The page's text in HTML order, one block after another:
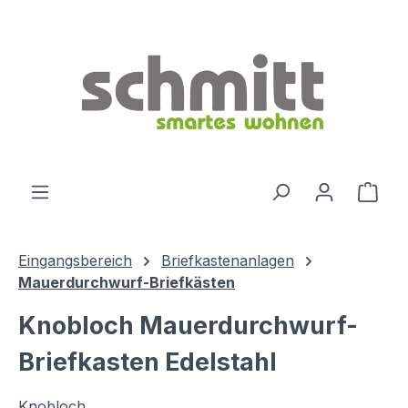
Eingangsbereich
Briefkastenanlagen
Mauerdurchwurf-Briefkästen
Knobloch Mauerdurchwurf-
Briefkasten Edelstahl